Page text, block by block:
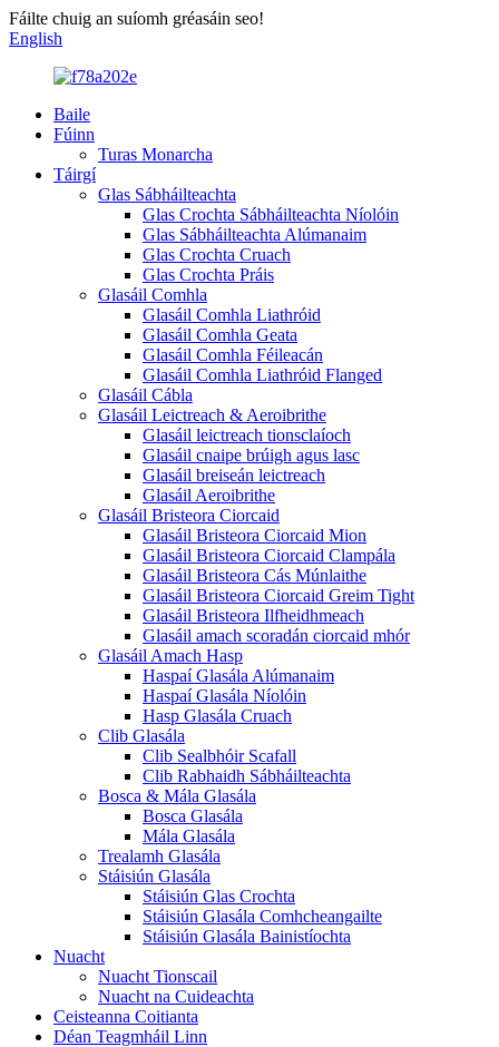
Fáilte chuig an suíomh gréasáin seo!
English
Baile
Fúinn
Turas Monarcha
Táirgí
Glas Sábháilteachta
Glas Crochta Sábháilteachta Níolóin
Glas Sábháilteachta Alúmanaim
Glas Crochta Cruach
Glas Crochta Práis
Glasáil Comhla
Glasáil Comhla Liathróid
Glasáil Comhla Geata
Glasáil Comhla Féileacán
Glasáil Comhla Liathróid Flanged
Glasáil Cábla
Glasáil Leictreach & Aeroibrithe
Glasáil leictreach tionsclaíoch
Glasáil cnaipe brúigh agus lasc
Glasáil breiseán leictreach
Glasáil Aeroibrithe
Glasáil Bristeora Ciorcaid
Glasáil Bristeora Ciorcaid Mion
Glasáil Bristeora Ciorcaid Clampála
Glasáil Bristeora Cás Múnlaithe
Glasáil Bristeora Ciorcaid Greim Tight
Glasáil Bristeora Ilfheidhmeach
Glasáil amach scoradán ciorcaid mhór
Glasáil Amach Hasp
Haspaí Glasála Alúmanaim
Haspaí Glasála Níolóin
Hasp Glasála Cruach
Clib Glasála
Clib Sealbhóir Scafall
Clib Rabhaidh Sábháilteachta
Bosca & Mála Glasála
Bosca Glasála
Mála Glasála
Trealamh Glasála
Stáisiún Glasála
Stáisiún Glas Crochta
Stáisiún Glasála Comhcheangailte
Stáisiún Glasála Bainistíochta
Nuacht
Nuacht Tionscail
Nuacht na Cuideachta
Ceisteanna Coitianta
Déan Teagmháil Linn